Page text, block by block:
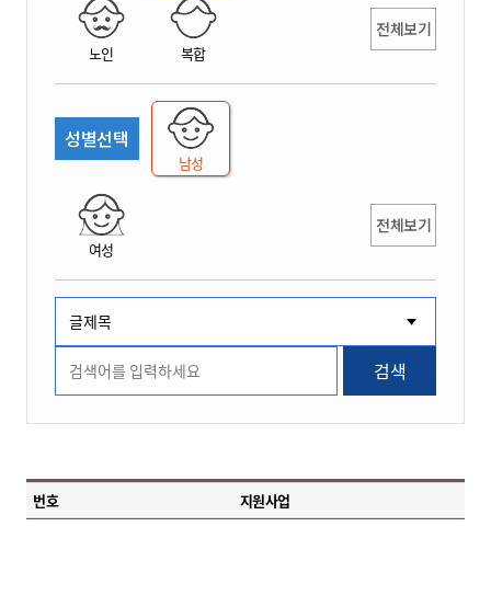
노인 복합
전체보기
성별선택
남성
여성
전체보기
검색
번호 지원사업